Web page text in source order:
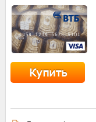
Купить